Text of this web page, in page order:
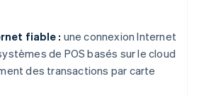
fiable : une connexion Internet
de POS basés sur le cloud
des transactions par carte